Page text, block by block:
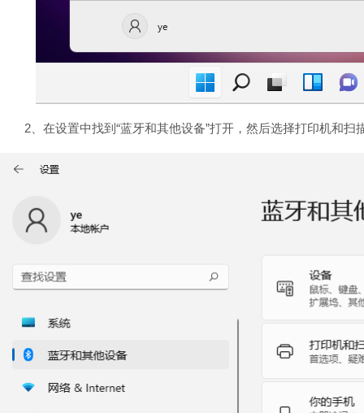
2、在设置中找到“蓝牙和其他设备”打开，然后选择打印机和扫